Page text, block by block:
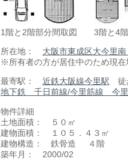
1階と2階部分間取図 3階と4階
所在地： 大阪市東成区大今里南
※所有者の方が居住中のため現在
最寄駅： 近鉄大阪線今里駅 徒
地下鉄 千日前線/今里筋線 今
物件詳細
土地面積： ５０㎡
建物面積： １０５．４３㎡
建物構造： 鉄骨造 ４階
築年月： 2000/02